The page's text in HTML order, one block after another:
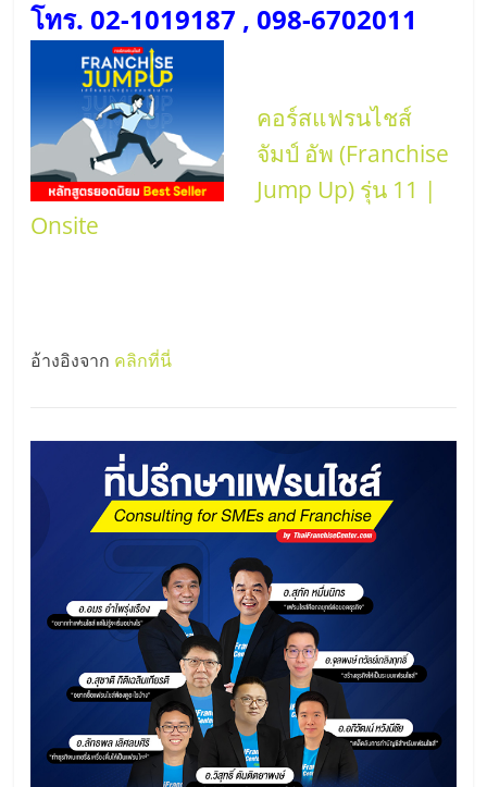
โทร. 02-1019187 , 098-6702011
คอร์สแฟรนไชส์
จัมป์ อัพ (Franchise
Jump Up) รุ่น 11 |
Onsite
อ้างอิงจาก คลิกที่นี่